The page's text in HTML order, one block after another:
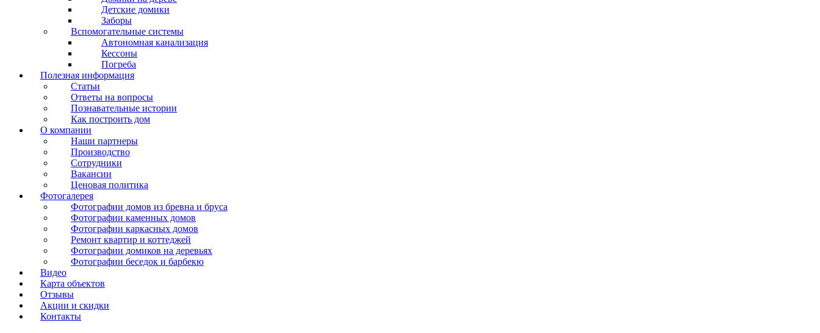
Детские домики
Заборы
Вспомогательные системы
Автономная канализация
Кессоны
Погреба
Полезная информация
Статьи
Ответы на вопросы
Познавательные истории
Как построить дом
О компании
Наши партнеры
Производство
Сотрудники
Вакансии
Ценовая политика
Фотогалерея
Фотографии домов из бревна и бруса
Фотографии каменных домов
Фотографии каркасных домов
Ремонт квартир и коттеджей
Фотографии домиков на деревьях
Фотографии беседок и барбекю
Видео
Карта объектов
Отзывы
Акции и скидки
Контакты